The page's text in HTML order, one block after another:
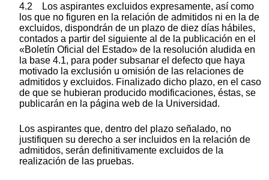
4.2 Los aspirantes excluidos expresamente, así como
los que no figuren en la relación de admitidos ni en la de
excluidos, dispondrán de un plazo de diez días hábiles,
contados a partir del siguiente al de la publicación en el
«Boletín Oficial del Estado» de la resolución aludida en
la base 4.1, para poder subsanar el defecto que haya
motivado la exclusión u omisión de las relaciones de
admitidos y excluidos. Finalizado dicho plazo, en el caso
de que se hubieran producido modificaciones, éstas, se
publicarán en la página web de la Universidad.
Los aspirantes que, dentro del plazo señalado, no
justifiquen su derecho a ser incluidos en la relación de
admitidos, serán definitivamente excluidos de la
realización de las pruebas.